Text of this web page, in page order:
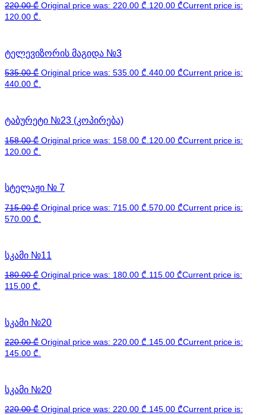
220.00₾ Original price was: 220.00 ₾.120.00 ₾Current price is:
120.00 ₾.
ტელევიზორის მაგიდა №3
535.00₾ Original price was: 535.00 ₾.440.00 ₾Current price is:
440.00 ₾.
ტაბურეტი №23 (კოპირება)
158.00₾ Original price was: 158.00 ₾. 120.00 ₾Current price is:
120.00 ₾.
სტელაჟი № 7
715.00₾ Original price was: 715.00 ₾. 570.00 ₾Current price is:
570.00 ₾.
სკამი №11
180.00₾ Original price was: 180.00 ₾. 115.00 ₾Current price is:
115.00 ₾.
სკამი №20
220.00₾ Original price was: 220.00 ₾. 145.00 ₾Current price is:
145.00 ₾.
სკამი №20
220.00₾ Original price was: 220.00 ₾. 145.00 ₾Current price is: